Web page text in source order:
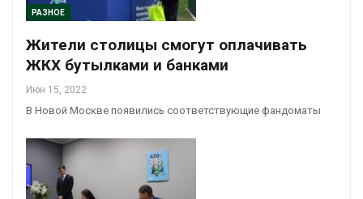
РАЗНОЕ
Жители столицы смогут оплачивать
ЖКХ бутылками и банками
Июн 15, 2022
В Новой Москве появились соответствующие фандоматы